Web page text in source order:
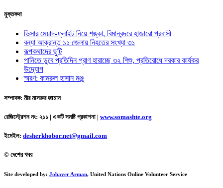
মুক্তকথা
ভিসার মেয়াদ-ফ্লাইট নিয়ে শঙ্কা, বিমানবন্দরে হাজারো প্রবাসী
বন্যা আক্রান্ত ১১ জেলায় নিহতের সংখ্যা ৩১
রূপকথাদের ছুটি
পানিতে ডুবে প্রতিদিন প্রাণ হারাচ্ছে ৩২ শিশু, প্রতিরোধে দরকার কার্যকর
উদ্যোগ
স্মরণ: কামরুল হাসান মঞ্জু
সম্পাদক: মীর মাসরুর জামান
রেজিস্ট্রেশন নং: ২১১ | একটি সমষ্টি প্রকাশনা | www.somashte.org
ইমেইল: desherkhobor.net@gmail.com
© দেশের খবর
Site developed by: Jobayer Arman, United Nations Online Volunteer Service